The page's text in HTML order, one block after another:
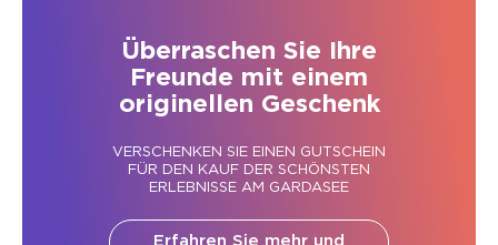
Überraschen Sie Ihre
Freunde mit einem
originellen Geschenk
VERSCHENKEN SIE EINEN GUTSCHEIN
FÜR DEN KAUF DER SCHÖNSTEN
ERLEBNISSE AM GARDASEE
Erfahren Sie mehr und